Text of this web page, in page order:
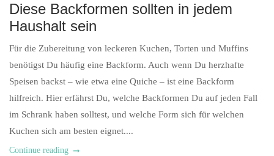
Diese Backformen sollten in jedem
Haushalt sein
Für die Zubereitung von leckeren Kuchen, Torten und Muffins
benötigst Du häufig eine Backform. Auch wenn Du herzhafte
Speisen backst – wie etwa eine Quiche – ist eine Backform
hilfreich. Hier erfährst Du, welche Backformen Du auf jeden Fall
im Schrank haben solltest, und welche Form sich für welchen
Kuchen sich am besten eignet....
Continue reading